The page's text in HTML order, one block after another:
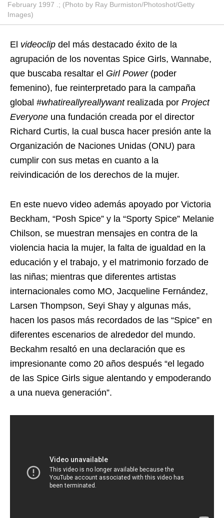
February 1997 .; (Photo by Ray Burmiston/Photoshot/Getty
Images)
El videoclip del más destacado éxito de la
agrupación de los noventas Spice Girls, Wannabe,
que buscaba resaltar el Girl Power(poder
femenino), fue reinterpretado para la campaña
global #whatireallyreallywantrealizada por Project
Everyone una fundación creada por el director
Richard Curtis, la cual busca hacer presión ante la
Organización de Naciones Unidas (ONU) para
cumplir con sus metas en cuanto a la
reivindicación de los derechos de la mujer.
En este nuevo video además apoyado por Victoria
Beckham, “Posh Spice” y la “Sporty Spice” Melanie
Chilson, se muestran mensajes en contra de la
violencia hacia la mujer, la falta de igualdad en la
educación y el trabajo, y el matrimonio forzado de
las niñas; mientras que diferentes artistas
internacionales como MO, Jacqueline Fernández,
Larsen Thompson, Seyi Shay y algunas más,
hacen los pasos más recordados de las “Spice” en
diferentes escenarios de alrededor del mundo.
Beckahm resaltó en una declaración que es
impresionante como 20 años después “el legado
de las Spice Girls sigue alentando y empoderando
a una nueva generación”.